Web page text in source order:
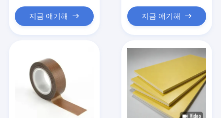
지금 얘기해 지금 얘기해